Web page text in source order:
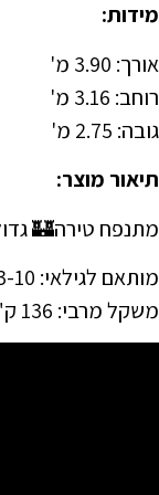
מידות:
אורך: 3.90 מ'
רוחב: 3.16 מ'
גובה: 2.75 מ'
תיאור מוצר:
מתנפח טירה🏰
מותאם לגילאי: 3-10 שנים
משקל מרבי: 136 ק"ג